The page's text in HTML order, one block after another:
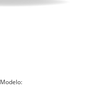
Modelo: